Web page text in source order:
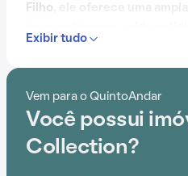
Filho
Com portaria 24 horas,
jogos e brinquedoteca, o
ideal para quem busca
Exibir tudo
Vem para o QuintoAndar
Você possui
Collection?